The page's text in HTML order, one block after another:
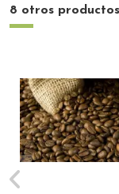
8 otros